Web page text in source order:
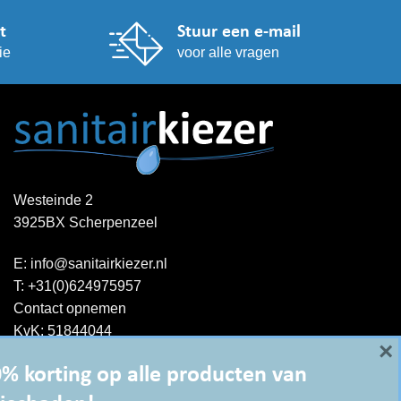
Stuur een e-mail
voor alle vragen
Westeinde 2
3925BX Scherpenzeel
E: info@sanitairkiezer.nl
T: +31(0)624975957
Contact opnemen
KvK: 51844044
korting op alle producten van
×